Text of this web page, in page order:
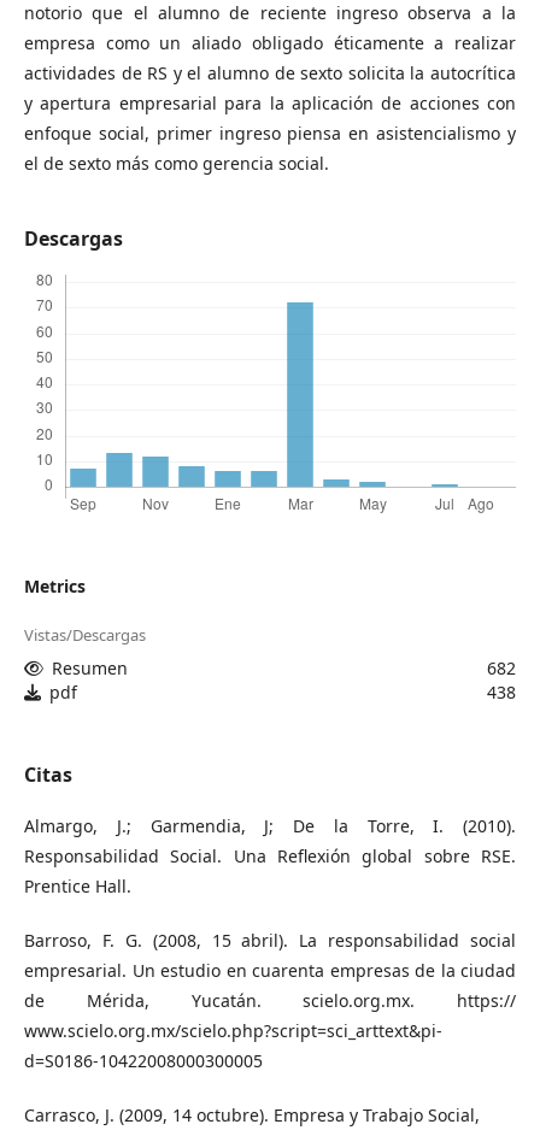
notorio que el alumno de reciente ingreso observa a la
empresa como un aliado obligado éticamente a realizar
actividades de RS y el alumno de sexto solicita la autocrítica
y apertura empresarial para la aplicación de acciones con
enfoque social, primer ingreso piensa en asistencialismo y
el de sexto más como gerencia social.
Descargas
Metrics
Vistas/Descargas
Resumen
682
pdf
438
Citas
Almargo, J.; Garmendia, J; De la Torre, I. (2010).
Responsabilidad Social. Una Reflexión global sobre RSE.
Prentice Hall.
Barroso, F. G. (2008, 15 abril). La responsabilidad social
empresarial. Un estudio en cuarenta empresas de la ciudad
de Mérida, Yucatán. scielo.org.mx. https://
www.scielo.org.mx/scielo.php?script=sci_arttext&pi-
d=S0186-10422008000300005
Carrasco, J. (2009, 14 octubre). Empresa y Trabajo Social,